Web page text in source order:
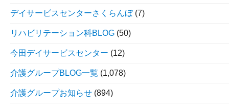
デイサービスセンターさくらんぼ(7)
リハビリテーション科BLOG (50)
今田デイサービスセンター (12)
介護グループBLOG一覧 (1,078)
介護グループお知らせ (894)